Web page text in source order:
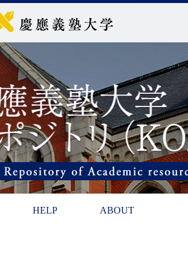
HELP ABOUT